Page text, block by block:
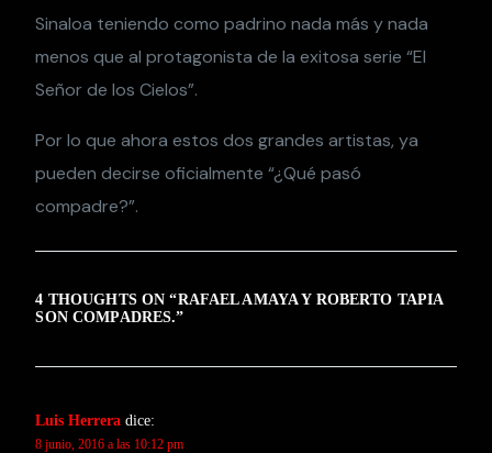
Sinaloa teniendo como padrino nada más y nada
menos que al protagonista de la exitosa serie “El
Señor de los Cielos”.
Por lo que ahora estos dos grandes artistas, ya
pueden decirse oficialmente “¿Qué pasó
compadre?”.
4 THOUGHTS ON “RAFAEL AMAYA Y ROBERTO TAPIA
SON COMPADRES.”
Luis Herrera dice:
8 junio, 2016 a las 10:12 pm